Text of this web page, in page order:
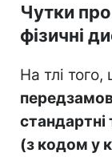
Чутки
фізичні
На тлі того,
стандартні
(з кодом у